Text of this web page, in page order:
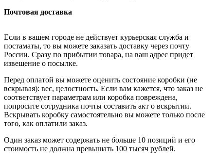
Почтовая доставка
Если в вашем городе не действует курьерская служба и
постаматы, то вы можете заказать доставку через почту
России. Сразу по прибытии товара, на ваш адрес придет
извещение о посылке.
Перед оплатой вы можете оценить состояние коробки (не
вскрывая): вес, целостность. Если вам кажется, что заказ не
соответствует параметрам или коробка повреждена,
попросите сотрудника почты составить акт о вскрытии.
Вскрывать коробку самостоятельно вы можете только после
того, как оплатили заказ.
Один заказ может содержать не больше 10 позиций и его
стоимость не должна превышать 100 тысяч рублей.